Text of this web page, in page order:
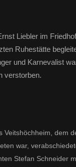
Liebler im
Ruhestätte
und Karnevalist
verstorben.
dem
war,
Stefan Schneider